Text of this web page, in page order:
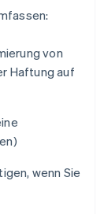
von
Haftung auf
wenn Sie